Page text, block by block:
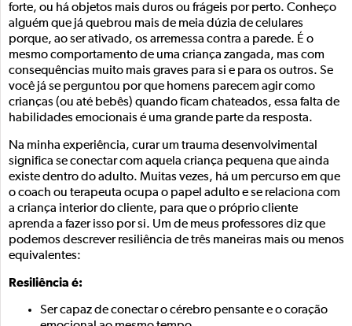
forte, ou há objetos mais duros ou frágeis por perto. Conheço
alguém que já quebrou mais de meia dúzia de celulares
porque, ao ser ativado, os arremessa contra a parede. É o
mesmo comportamento de uma criança zangada, mas com
consequências muito mais graves para si e para os outros. Se
você já se perguntou por que homens parecem agir como
crianças (ou até bebês) quando ficam chateados, essa falta de
habilidades emocionais é uma grande parte da resposta.
Na minha experiência, curar um trauma desenvolvimental
significa se conectar com aquela criança pequena que ainda
existe dentro do adulto. Muitas vezes, há um percurso em que
o coach ou terapeuta ocupa o papel adulto e se relaciona com
a criança interior do cliente, para que o próprio cliente
aprenda a fazer isso por si. Um de meus professores diz que
podemos descrever resiliência de três maneiras mais ou menos
equivalentes:
Resiliência é:
Ser capaz de conectar o cérebro pensante e o coração